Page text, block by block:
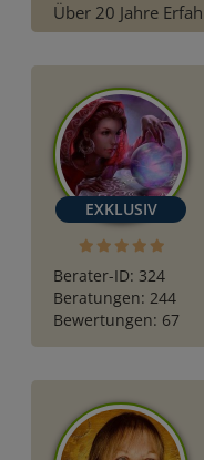
Über 20 Jahre
Berater-ID: 324
Beratungen: 244
Bewertungen: 67